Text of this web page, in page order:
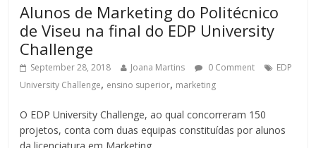
Alunos de Marketing do Politécnico
de Viseu na final do EDP University
Challenge
September 28, 2018 Joana Martins 0 Comment
EDP
University Challenge, ensino superior, marketing
O EDP University Challenge, ao qual concorreram 150
projetos, conta com duas equipas constituídas por alunos